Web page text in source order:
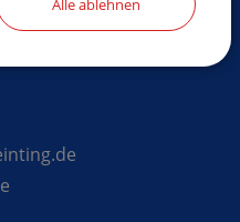
Alle ablehnen